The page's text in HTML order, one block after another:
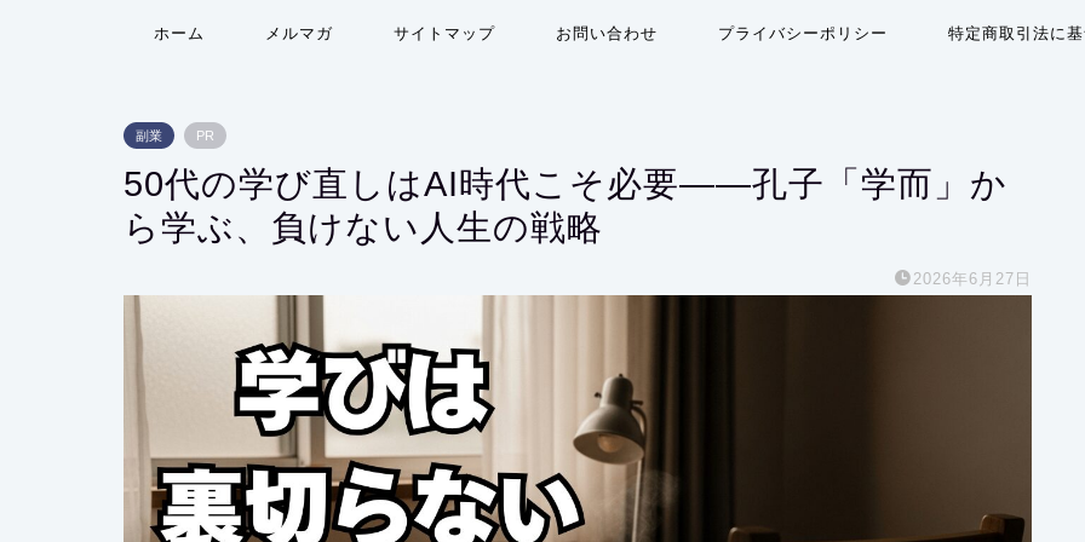
ホーム メルマガ サイトマップ お問い合わせ プライバシーポリシー 特定商取引法に
副業 PR
50代の学び直しはAI時代こそ必要――孔子「学而」か
ら学ぶ、負けない人生の戦略
2026年6月27日